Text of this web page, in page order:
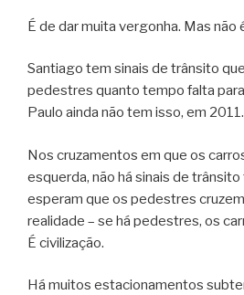
É de dar muita vergonha. Mas não
Santiago tem sinais de trânsito
pedestres quanto tempo falta
Paulo ainda não tem isso, em 2011.
Nos cruzamentos em que os
esquerda, não há sinais de
esperam que os pedestres
realidade – se há pedestres, os
É civilização.
Há muitos estacionamentos